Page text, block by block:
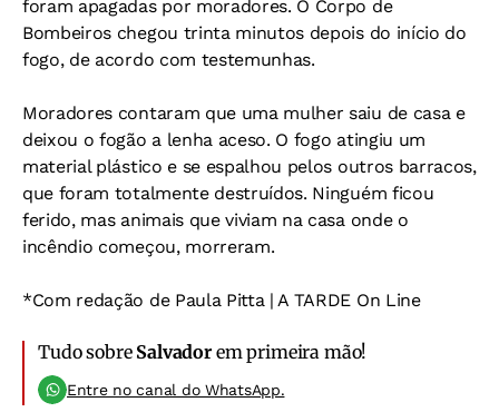
foram apagadas por moradores. O Corpo de
Bombeiros chegou trinta minutos depois do início do
fogo, de acordo com testemunhas.
Moradores contaram que uma mulher saiu de casa e
deixou o fogão a lenha aceso. O fogo atingiu um
material plástico e se espalhou pelos outros barracos,
que foram totalmente destruídos. Ninguém ficou
ferido, mas animais que viviam na casa onde o
incêndio começou, morreram.
*Com redação de Paula Pitta | A TARDE On Line
Tudo sobre Salvadorem primeira mão!
Entre no canal do WhatsApp.